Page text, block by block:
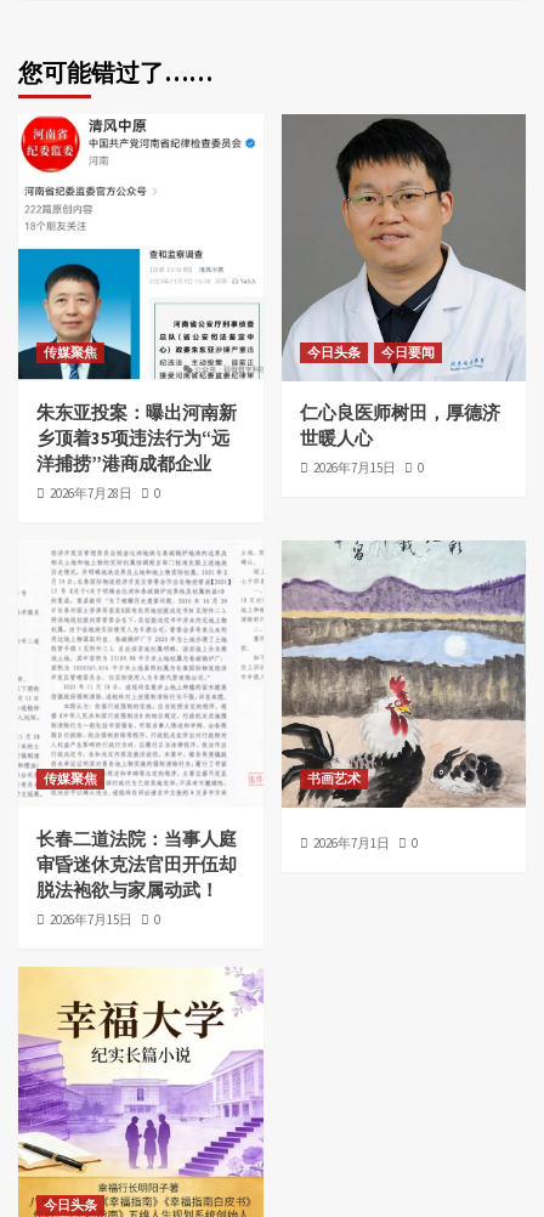
您可能错过了……
传媒聚焦
朱东亚投案：曝出河南新
乡顶着35项违法行为“远
洋捕捞”港商成都企业
2026年7月28日 0
今日头条 今日要闻
仁心良医师树田，厚德济
世暖人心
2026年7月15日 0
传媒聚焦
长春二道法院：当事人庭
审昏迷休克法官田开伍却
脱法袍欲与家属动武！
2026年7月15日 0
书画艺术
2026年7月1日 0
今日头条